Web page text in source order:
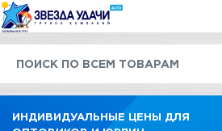
ИНДИВИДУАЛЬНЫЕ ЦЕНЫ ДЛЯ